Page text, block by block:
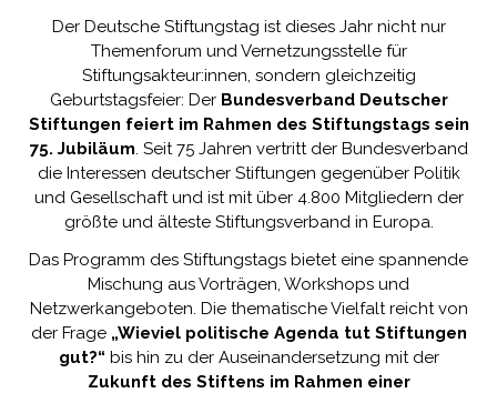
Der Deutsche Stiftungstag ist dieses Jahr nicht nur
Themenforum und Vernetzungsstelle für
Stiftungsakteur:innen, sondern gleichzeitig
Geburtstagsfeier: Der Bundesverband Deutscher
Stiftungen feiert im Rahmen des Stiftungstags sein
75. Jubiläum . Seit 75 Jahren vertritt der Bundesverband
die Interessen deutscher Stiftungen gegenüber Politik
und Gesellschaft und ist mit über 4.800 Mitgliedern der
größte und älteste Stiftungsverband in Europa.
Das Programm des Stiftungstags bietet eine spannende
Mischung aus Vorträgen, Workshops und
Netzwerkangeboten. Die thematische Vielfalt reicht von
der Frage „Wieviel politische Agenda tut Stiftungen
gut?“ bis hin zu der Auseinandersetzung mit der
Zukunft des Stiftens im Rahmen einer